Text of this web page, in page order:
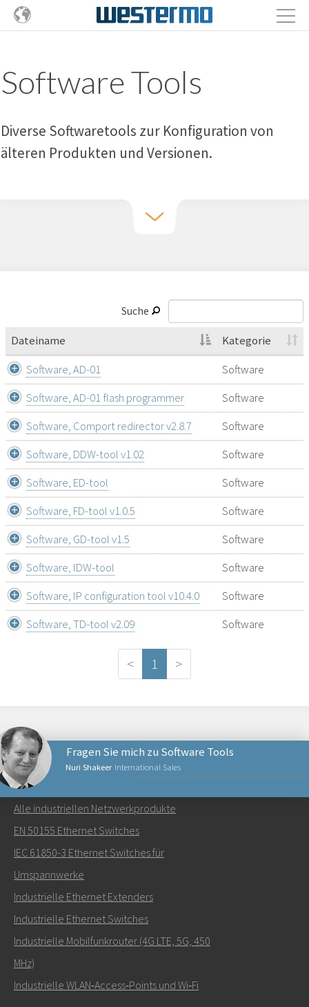
Software Tools
Diverse Softwaretools zur Konfiguration von
älteren Produkten und Versionen.
Suche
Dateiname
Kategorie
Software, AD-01
Software
Software, AD-01 flash programmer
Software
Software, Comport redirector v2.8.7
Software
Software, DDW-tool v1.02
Software
Software, ED-tool
Software
Software, FD-tool v1.0.5
Software
Software, GD-tool v1.5
Software
Software, IDW-tool
Software
Software, IP configuration tool v10.4.0
Software
Software, TD-tool v2.09
Software
< 1 >
Nuri Shakeer International Sales
Fragen Sie mich zu Software Tools
Senden Sie eine E-Mail an Nuri
Wie kann Nuri Sie kontaktieren?
NETZWERKPRODUKTE
Alle industriellen Netzwerkprodukte
EN 50155 Ethernet Switches
IEC 61850-3 Ethernet Switches für
Umspannwerke
Industrielle Ethernet Extenders
Industrielle Ethernet Switches
Industrielle Mobilfunkrouter (4G LTE, 5G, 450
MHz)
Industrielle WLAN‑Access‑Points und Wi‑Fi